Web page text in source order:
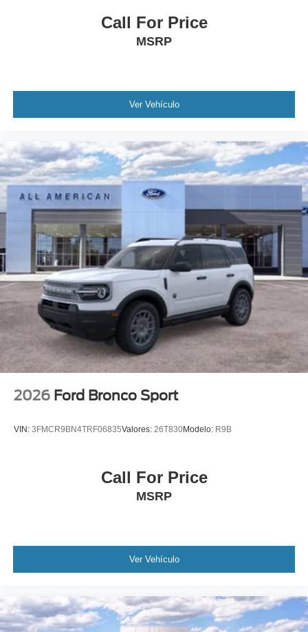
Call For Price
MSRP
Ver Vehículo
2026 Ford Bronco Sport
VIN: 3FMCR9BN4TRF06835Valores: 26T830Modelo: R9B
Call For Price
MSRP
Ver Vehículo